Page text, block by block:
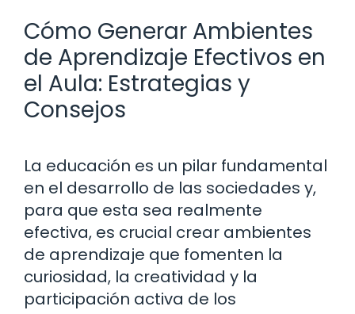
Cómo Generar Ambientes
de Aprendizaje Efectivos en
el Aula: Estrategias y
Consejos
La educación es un pilar fundamental
en el desarrollo de las sociedades y,
para que esta sea realmente
efectiva, es crucial crear ambientes
de aprendizaje que fomenten la
curiosidad, la creatividad y la
participación activa de los